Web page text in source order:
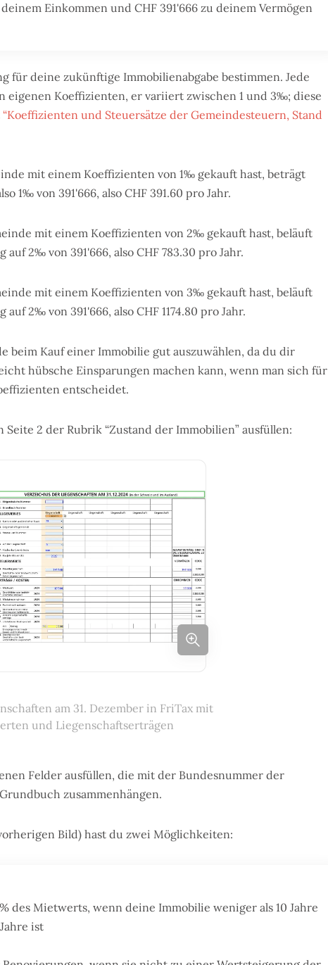
Einkommen und CHF 391'666 zu deinem Vermögen
für deine zukünftige Immobilienabgabe bestimmen. Jede
eigenen Koeffizienten, er variiert zwischen 1 und 3‰; diese
“Koeffizienten und Steuersätze der Gemeindesteuern, Stand
mit einem Koeffizienten von 1‰ gekauft hast, beträgt
1‰ von 391'666, also CHF 391.60 pro Jahr.
mit einem Koeffizienten von 2‰ gekauft hast, beläuft
2‰ von 391'666, also CHF 783.30 pro Jahr.
mit einem Koeffizienten von 3‰ gekauft hast, beläuft
2‰ von 391'666, also CHF 1174.80 pro Jahr.
beim Kauf einer Immobilie gut auszuwählen, da du dir
hübsche Einsparungen machen kann, wenn man sich für
entscheidet.
2 der Rubrik “Zustand der Immobilien” ausfüllen:
am 31. Dezember in FriTax mit
und Liegenschaftserträgen
Felder ausfüllen, die mit der Bundesnummer der
zusammenhängen.
Bild) hast du zwei Möglichkeiten:
des Mietwerts, wenn deine Immobilie weniger als 10 Jahre
ist